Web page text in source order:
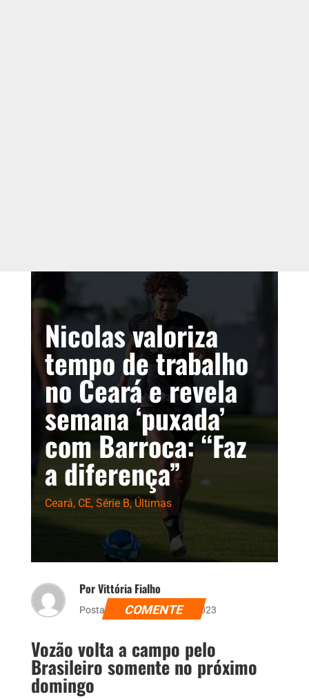
Nicolas valoriza
tempo de trabalho
no Ceará e revela
semana ‘puxada’
com Barroca: “Faz
a diferença”
Ceará, CE, Série B, Últimas
Por Vittória Fialho
Postado dia 18 de maio de 2023
COMENTE
Vozão volta a campo pelo
Brasileiro somente no próximo
domingo